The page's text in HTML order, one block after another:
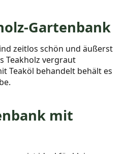
Gartenbank
zeitlos schön und äußerst
Teakholz vergraut
Teaköl behandelt behält es
mit